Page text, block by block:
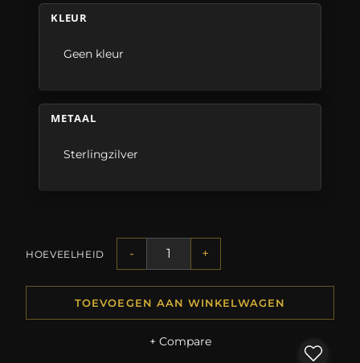
KLEUR
Geen kleur
METAAL
Sterlingzilver
HOEVEELHEID - +
TOEVOEGEN AAN WINKELWAGEN
+ Compare